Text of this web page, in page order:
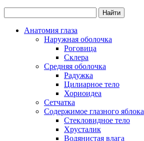
Анатомия глаза
Наружная оболочка
Роговица
Склера
Средняя оболочка
Радужка
Цилиарное тело
Хориоидеа
Сетчатка
Содержимое глазного яблока
Стекловидное тело
Хрусталик
Водянистая влага